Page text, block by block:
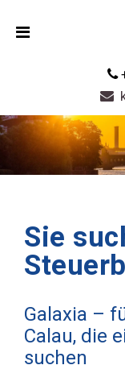
Sie
Galaxia –
Calau, die
suchen